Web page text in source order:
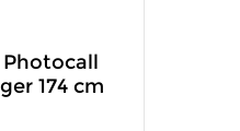
174 cm